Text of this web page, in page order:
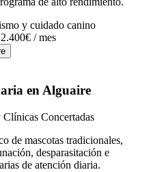
y cuidado canino
/ mes
en Alguaire
Concertadas
de mascotas tradicionales,
desparasitación e
de atención diaria.